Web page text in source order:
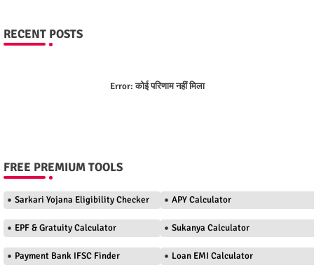
RECENT POSTS
Error:कोई परिणाम नहीं मिला
FREE PREMIUM TOOLS
Sarkari Yojana Eligibility Checker APY Calculator
EPF & Gratuity Calculator Sukanya Calculator
Payment Bank IFSC Finder Loan EMI Calculator